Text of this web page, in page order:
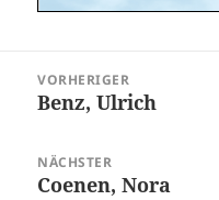
VORHERIGER
Vorheriger
Benz, Ulrich
NÄCHSTER
Nächster
Coenen, Nora